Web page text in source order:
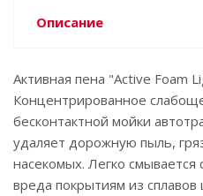
Описание
Активная пена "Active Foam
Концентрированное
бесконтактной мойки
удаляет дорожную пыль,
насекомых. Легко смывается
вреда покрытиям из